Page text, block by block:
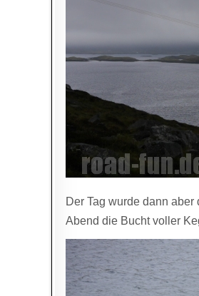
Der Tag wurde dann
Abend die Bucht voller